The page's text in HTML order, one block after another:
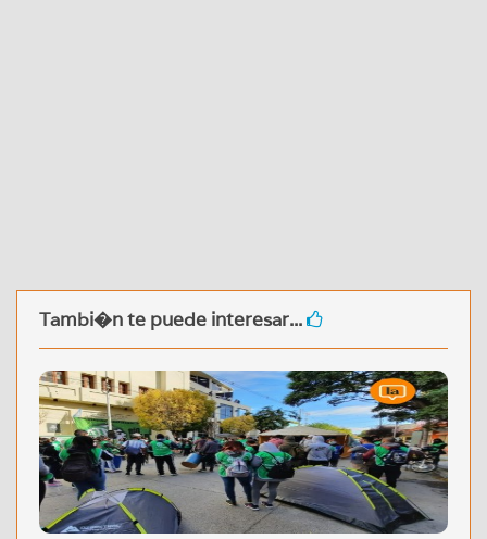
Tambi�n te puede interesar...